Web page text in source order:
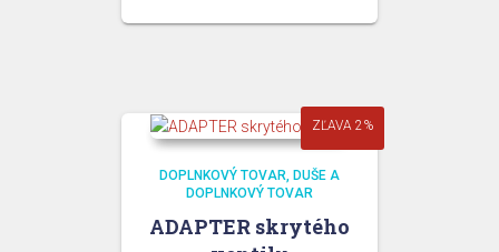
ZĽAVA 2%
DOPLNKOVÝ TOVAR DUŠE A
DOPLNKOVÝ TOVAR
ADAPTER skrytého